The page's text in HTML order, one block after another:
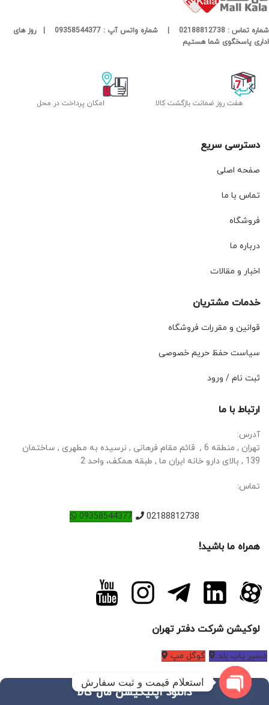
شماره تماس : 02188812738 | شماره واتس آپ : 09358544377 | روز های
اداری پاسخگوی شما هستیم
هفت روز ضمانت بازگشت کالا امکان پرداخت در محل
دسترسی سریع
صفحه اصلی
تماس با ما
فروشگاه
درباره ما
اخبار و مقالات
خدمات مشتریان
قوانین و مقررات فروشگاه
سیاست حفظ حریم خصوصی
ثبت نام / ورود
ارتباط با ما
آدرس:
تهران , منطقه 6 , قائم مقام فرهانی , نرسیده به مطهری , ساختمان
139 , بالای دارو خانه ایران ما , طبقه همکف، واحد 2
تماس:
02188812738
09358544377
همراه ما باشید!
لوکیشن شرکت دفتر تهران
مسیر یاب بلد گوگل مپ
دانلود اپلیکیشن مال کالا
استعلام قیمت و ثبت سفارش